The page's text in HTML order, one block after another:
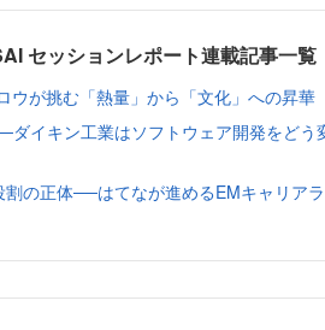
セッションレポート連載記事一覧
が挑む「熱量」から「文化」への昇華
イキン工業はソフトウェア開発をどう
の正体──はてなが進めるEMキャリア